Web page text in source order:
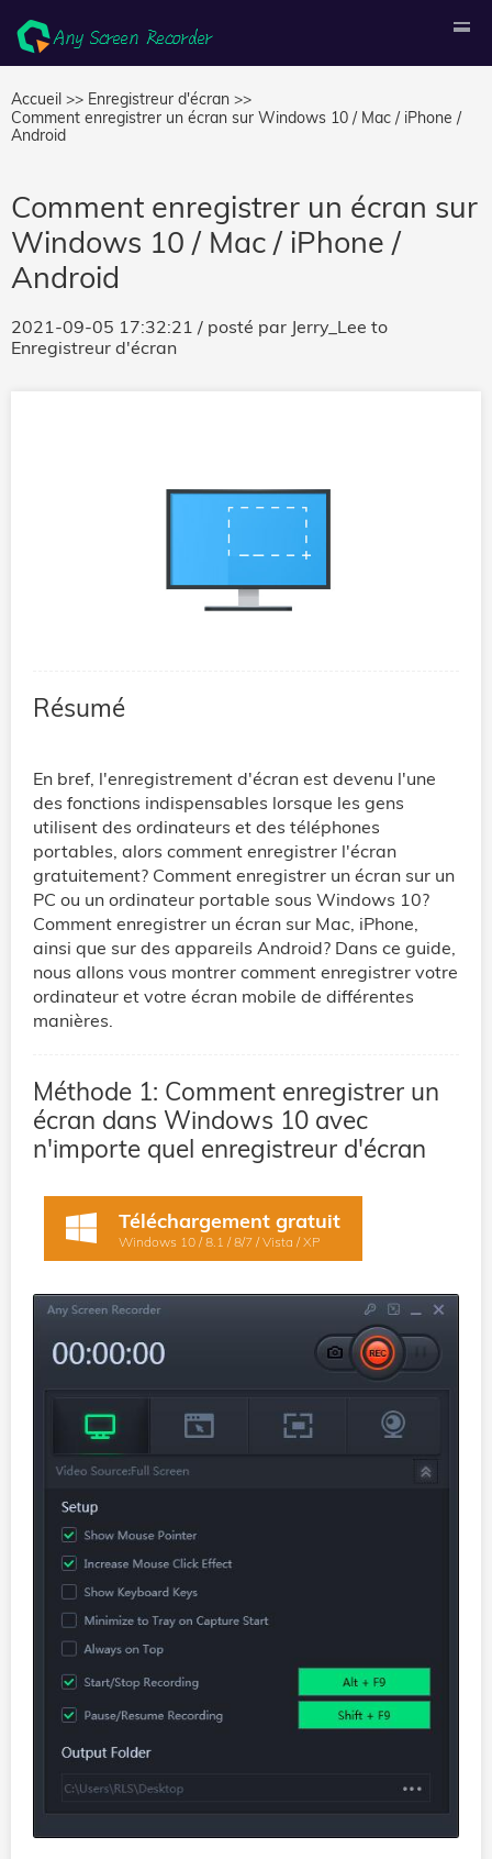
Accueil >> Enregistreur d'écran >>
Comment enregistrer un écran sur Windows 10 / Mac / iPhone /
Android
Comment enregistrer un écran sur
Windows 10 / Mac / iPhone /
Android
2021-09-05 17:32:21 / posté par Jerry_Lee to
Enregistreur d'écran
Résumé
En bref, l'enregistrement d'écran est devenu l'une
des fonctions indispensables lorsque les gens
utilisent des ordinateurs et des téléphones
portables, alors comment enregistrer l'écran
gratuitement? Comment enregistrer un écran sur un
PC ou un ordinateur portable sous Windows 10?
Comment enregistrer un écran sur Mac, iPhone,
ainsi que sur des appareils Android? Dans ce guide,
nous allons vous montrer comment enregistrer votre
ordinateur et votre écran mobile de différentes
manières.
Méthode 1: Comment enregistrer un
écran dans Windows 10 avec
n'importe quel enregistreur d'écran
Téléchargement gratuit
Windows 10 / 8.1 / 8/7 / Vista / XP